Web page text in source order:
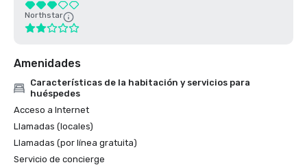
Northstar
Amenidades
Características de la habitación y servicios para
huéspedes
Acceso a Internet
Llamadas (locales)
Llamadas (por línea gratuita)
Servicio de concierge